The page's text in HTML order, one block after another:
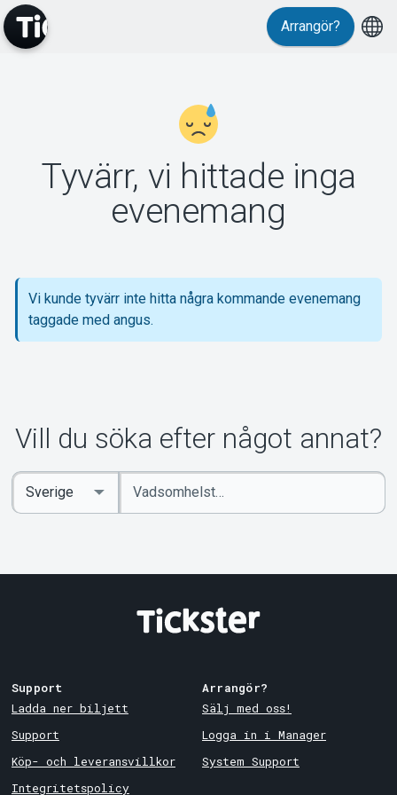
Support
Om Tickster
Arrangör?
Tyvärr, vi hittade inga
evenemang
Vi kunde tyvärr inte hitta några kommande evenemang
taggade med angus.
Vill du söka efter något annat?
Ange
sökord
Select
Country
Support
Ladda ner biljett
Support
Köp- och leveransvillkor
Integritetspolicy
Arrangör?
Sälj med oss!
Logga in i Manager
System Support